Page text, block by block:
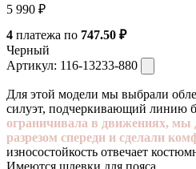
5 990 ₽
4 платежа по 747.50 ₽
Черный
Артикул: 116-13233-880
Для этой модели мы выбрали
силуэт, подчеркивающий линию
ограничивала в движениях, мы
разрезом спереди и сделали
износостойкость отвечает
Имеются шлевки для пояса.